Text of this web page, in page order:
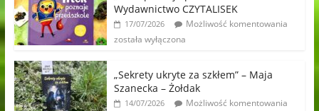
Wydawnictwo CZYTALISEK
17/07/2026
Możliwość komentowania
została wyłączona
„Sekrety ukryte za szkłem” – Maja
Szanecka – Żołdak
14/07/2026
Możliwość komentowania